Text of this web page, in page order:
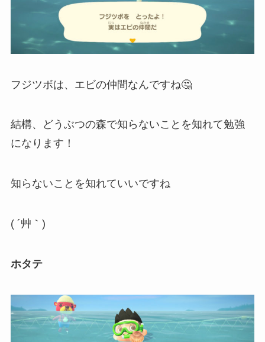
フジツボは、エビの仲間なんですね🤔
結構、どうぶつの森で知らないことを知れて勉強
になります！
知らないことを知れていいですね
( ´艸｀)
ホタテ